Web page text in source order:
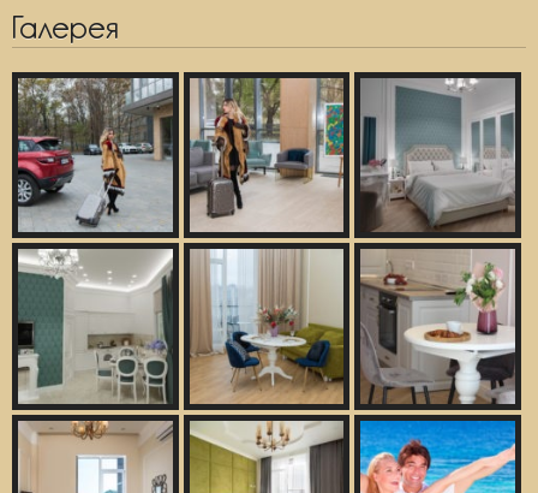
Галерея